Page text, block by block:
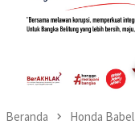
Beranda Honda Babel